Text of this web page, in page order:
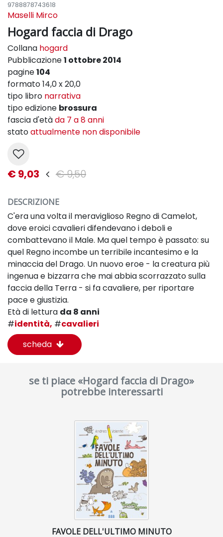
9788878743618
Maselli Mirco
Hogard faccia di Drago
Collana hogard
Pubblicazione1 ottobre 2014
pagine104
formato 14,0 x 20,0
tipo libro narrativa
tipo edizione brossura
fascia d'etàda 7 a 8 anni
statoattualmente non disponibile
€ 9,03 € 9,50
DESCRIZIONE
C'era una volta il meraviglioso Regno di Camelot,
dove eroici cavalieri difendevano i deboli e
combattevano il Male. Ma quel tempo è passato: su
quel Regno incombe un terribile incantesimo e la
minaccia del Drago. Un nuovo eroe - la creatura più
ingenua e bizzarra che mai abbia scorrazzato sulla
faccia della Terra - si fa cavaliere, per riportare
pace e giustizia.
Età di lettura da 8 anni
#identità, #cavalieri
scheda
se ti piace «Hogard faccia di Drago»
potrebbe interessarti
FAVOLE DELL'ULTIMO MINUTO